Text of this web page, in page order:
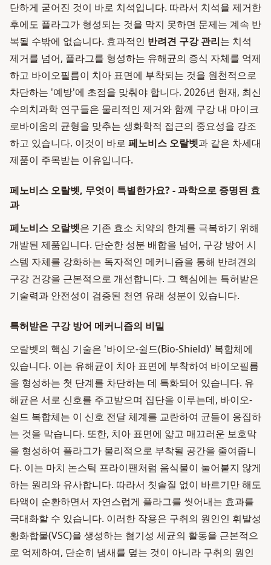
단하게 굳어진 것이 바로 치석입니다. 따라서 치석을 제거한
후에도 플라그가 형성되는 것을 막지 못하면 문제는 계속 반
복될 수밖에 없습니다. 효과적인 반려견 구강 관리는 치석
제거를 넘어, 플라그를 형성하는 유해균의 증식 자체를 억제
하고 바이오필름이 치아 표면에 부착되는 것을 원천적으로
차단하는 '예방'에 초점을 맞춰야 합니다. 2026년 현재, 최신
수의치과학 연구들은 물리적인 제거와 함께 구강 내 마이크
로바이옴의 균형을 맞추는 생화학적 접근의 중요성을 강조
하고 있습니다. 이것이 바로 페노비스 오랄벳과 같은 차세대
제품이 주목받는 이유입니다.
페노비스 오랄벳, 무엇이 특별한가요? - 과학으로 증명된 효
과
페노비스 오랄벳은 기존 효소 치약의 한계를 극복하기 위해
개발된 제품입니다. 단순한 성분 배합을 넘어, 구강 방어 시
스템 자체를 강화하는 독자적인 메커니즘을 통해 반려견의
구강 건강을 근본적으로 개선합니다. 그 핵심에는 특허받은
기술력과 안전성이 검증된 천연 유래 성분이 있습니다.
특허받은 구강 방어 메커니즘의 비밀
오랄벳의 핵심 기술은 '바이오-쉴드(Bio-Shield)' 복합체에
있습니다. 이는 유해균이 치아 표면에 부착하여 바이오필름
을 형성하는 첫 단계를 차단하는 데 특화되어 있습니다. 유
해균은 서로 신호를 주고받으며 집단을 이루는데, 바이오-
쉴드 복합체는 이 신호 전달 체계를 교란하여 균들이 응집하
는 것을 막습니다. 또한, 치아 표면에 얇고 매끄러운 보호막
을 형성하여 플라그가 물리적으로 부착될 공간을 줄여줍니
다. 이는 마치 논스틱 프라이팬처럼 음식물이 눌어붙지 않게
하는 원리와 유사합니다. 따라서 칫솔질 없이 바르기만 해도
타액이 순환하면서 자연스럽게 플라그를 씻어내는 효과를
극대화할 수 있습니다. 이러한 작용은 구취의 원인인 휘발성
황화합물(VSC)을 생성하는 혐기성 세균의 활동을 근본적으
로 억제하여, 단순히 냄새를 덮는 것이 아니라 구취의 원인